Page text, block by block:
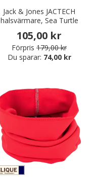
Jack & Jones JACTECH
halsvärmare, Sea Turtle
105,00 kr
Förpris 179,00 kr
Du sparar: 74,00 kr